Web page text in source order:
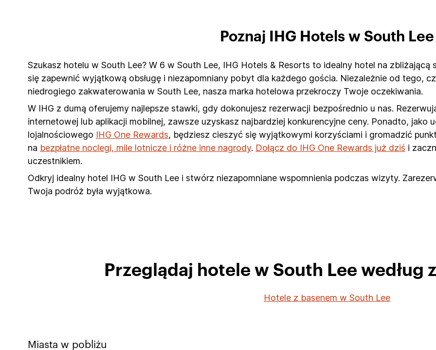
Poznaj IHG Hotels w South Lee
Szukasz hotelu w South Lee? W 6 w South Lee, IHG Hotels & Resorts to idealny hotel na zbliżającą
się zapewnić wyjątkową obsługę i niezapomniany pobyt dla każdego gościa. Niezależnie od tego,
niedrogiego zakwaterowania w South Lee, nasza marka hotelowa przekroczy Twoje oczekiwania.
W IHG z dumą oferujemy najlepsze stawki, gdy dokonujesz rezerwacji bezpośrednio u nas.
internetowej lub aplikacji mobilnej, zawsze uzyskasz najbardziej konkurencyjne ceny. Ponadto, jako
lojalnościowego IHG One Rewards, będziesz cieszyć się wyjątkowymi korzyściami i gromadzić
na bezpłatne noclegi, mile lotnicze i różne inne nagrody. Dołącz do IHG One Rewards już dziś i
uczestnikiem.
Odkryj idealny hotel IHG w South Lee i stwórz niezapomniane wspomnienia podczas wizyty.
Twoja podróż była wyjątkowa.
Przeglądaj hotele w South Lee według
Hotele z basenem w South Lee
Miasta w pobliżu